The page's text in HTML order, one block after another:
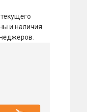
и наличия